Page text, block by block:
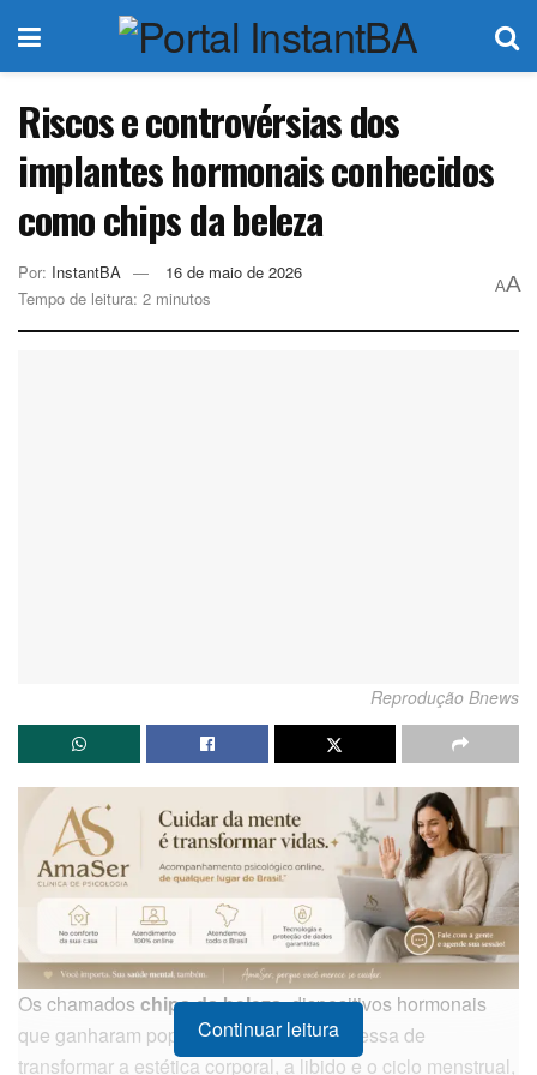
Riscos e controvérsias dos
implantes hormonais conhecidos
como chips da beleza
Por: InstantBA
16 de maio de 2026
Tempo de leitura: 2 minutos
AA
Reprodução Bnews
Os chamados chips da beleza, dispositivos hormonais
que ganharam popularidade sob a promessa de
transformar a estética corporal, a libido e o ciclo menstrual,
Continuar leitura